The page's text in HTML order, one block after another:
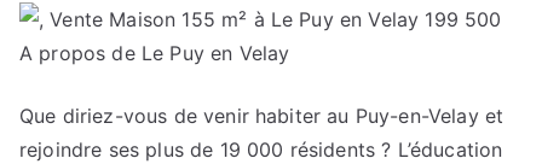
A propos de Le Puy en Velay
Que diriez-vous de venir habiter au Puy-en-Velay et
rejoindre ses plus de 19 000 résidents ? L’éducation